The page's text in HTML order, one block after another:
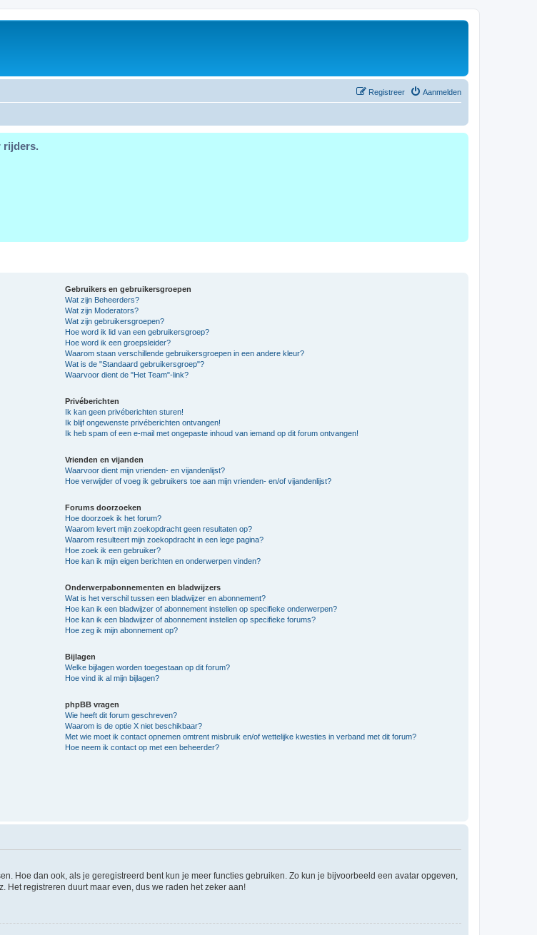
Aanmelden
Registreer
rijders.
Gebruikers en gebruikersgroepen
Wat zijn Beheerders?
Wat zijn Moderators?
Wat zijn gebruikersgroepen?
Hoe word ik lid van een gebruikersgroep?
Hoe word ik een groepsleider?
Waarom staan verschillende gebruikersgroepen in een andere kleur?
Wat is de "Standaard gebruikersgroep"?
Waarvoor dient de "Het Team"-link?
Privéberichten
Ik kan geen privéberichten sturen!
Ik blijf ongewenste privéberichten ontvangen!
Ik heb spam of een e-mail met ongepaste inhoud van iemand op dit forum ontvangen!
Vrienden en vijanden
Waarvoor dient mijn vrienden- en vijandenlijst?
Hoe verwijder of voeg ik gebruikers toe aan mijn vrienden- en/of vijandenlijst?
Forums doorzoeken
Hoe doorzoek ik het forum?
Waarom levert mijn zoekopdracht geen resultaten op?
Waarom resulteert mijn zoekopdracht in een lege pagina?
Hoe zoek ik een gebruiker?
Hoe kan ik mijn eigen berichten en onderwerpen vinden?
Onderwerpabonnementen en bladwijzers
Wat is het verschil tussen een bladwijzer en abonnement?
Hoe kan ik een bladwijzer of abonnement instellen op specifieke onderwerpen?
Hoe kan ik een bladwijzer of abonnement instellen op specifieke forums?
Hoe zeg ik mijn abonnement op?
Bijlagen
Welke bijlagen worden toegestaan op dit forum?
Hoe vind ik al mijn bijlagen?
phpBB vragen
Wie heeft dit forum geschreven?
Waarom is de optie X niet beschikbaar?
Met wie moet ik contact opnemen omtrent misbruik en/of wettelijke kwesties in verband met dit forum?
Hoe neem ik contact op met een beheerder?
Hoe dan ook, als je geregistreerd bent kun je meer functies gebruiken. Zo kun je bijvoorbeeld een avatar opgeven,
registreren duurt maar even, dus we raden het zeker aan!